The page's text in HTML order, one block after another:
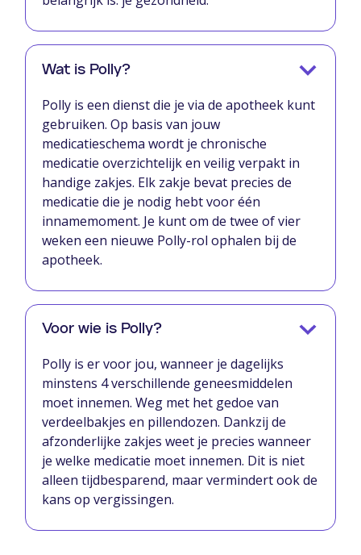
Wat is Polly?
Polly is een dienst die je via de apotheek kunt
gebruiken. Op basis van jouw
medicatieschema wordt je chronische
medicatie overzichtelijk en veilig verpakt in
handige zakjes. Elk zakje bevat precies de
medicatie die je nodig hebt voor één
innamemoment. Je kunt om de twee of vier
weken een nieuwe Polly-rol ophalen bij de
apotheek.
Voor wie is Polly?
Polly is er voor jou, wanneer je dagelijks
minstens 4 verschillende geneesmiddelen
moet innemen. Weg met het gedoe van
verdeelbakjes en pillendozen. Dankzij de
afzonderlijke zakjes weet je precies wanneer
je welke medicatie moet innemen. Dit is niet
alleen tijdbesparend, maar vermindert ook de
kans op vergissingen.